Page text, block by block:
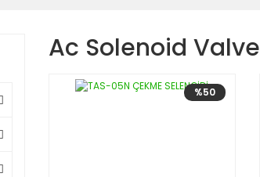
Ac Solenoid Valve
%50